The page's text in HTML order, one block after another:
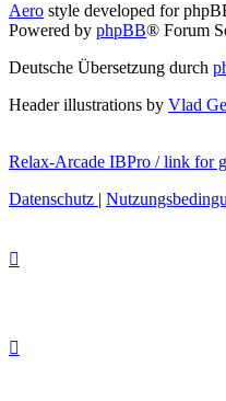
Aero style developed for
Powered by phpBB® Forum
Deutsche Übersetzung durch
Header illustrations by Vlad
Relax-Arcade IBPro / link for
Datenschutz |